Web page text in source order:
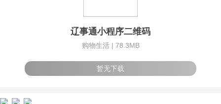
辽事通小程序二维码
购物生活 | 78.3MB
暂无下载